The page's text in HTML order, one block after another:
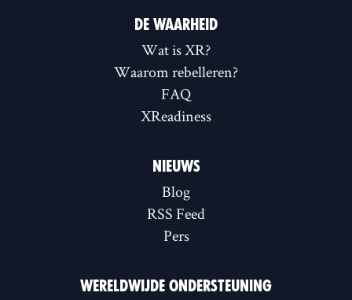
DE WAARHEID
Wat is XR?
Waarom rebelleren?
FAQ
XReadiness
NIEUWS
Blog
RSS Feed
Pers
WERELDWIJDE ONDERSTEUNING